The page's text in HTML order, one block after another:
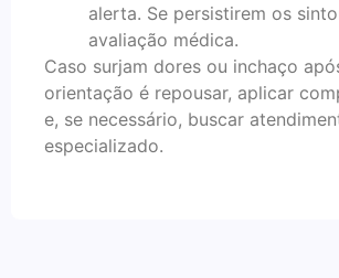
alerta. Se persistirem os
avaliação médica.
Caso surjam dores ou inchaço
orientação é repousar, aplicar
e, se necessário, buscar
especializado.